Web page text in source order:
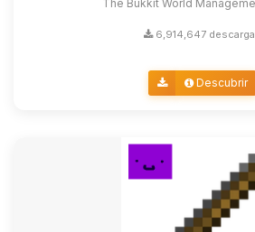
The Bukkit World
6,914,647
Descubrir